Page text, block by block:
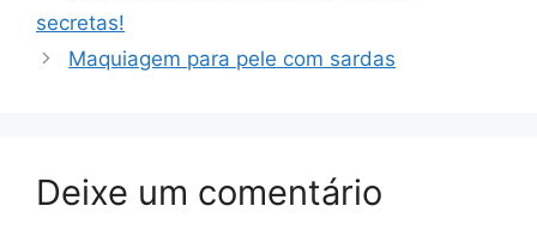
secretas!
Maquiagem para pele com sardas
Deixe um comentário